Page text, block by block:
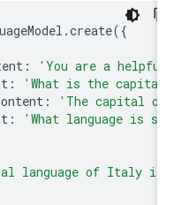
.create
: 'You are a
: 'What is the
, content : 'The capital
: 'What language is
language of Italy